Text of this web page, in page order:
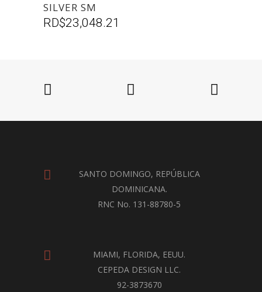
SILVER SM
RD$23,048.21
SANTO DOMINGO, REPÚBLICA
DOMINICANA.
RNC No. 131-88780-5
MIAMI, FLORIDA, EEUU.
CEPEDA DESIGN LLC.
92-3873670